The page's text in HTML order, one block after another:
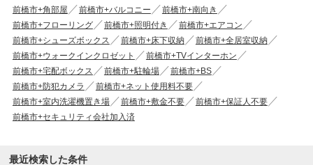
前橋市+角部屋
前橋市+バルコニー
前橋市+南向き
前橋市+フローリング
前橋市+照明付き
前橋市+エアコン
前橋市+シューズボックス
前橋市+床下収納
前橋市+全居室収納
前橋市+ウォークインクロゼット
前橋市+TVインターホン
前橋市+宅配ボックス
前橋市+駐輪場
前橋市+BS
前橋市+防犯カメラ
前橋市+ネット使用料不要
前橋市+室内洗濯機置き場
前橋市+敷金不要
前橋市+保証人不要
前橋市+セキュリティ会社加入済
最近検索した条件